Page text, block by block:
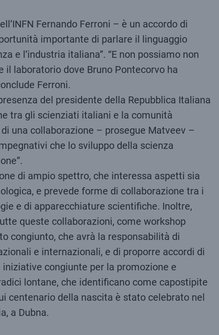
Fernando Ferroni – è un accordo di
importante di parlare il linguaggio
e l’industria italiana”. “E non possiamo non
laboratorio dove Bruno Pontecorvo ha
Ferroni.
del presidente della Repubblica Italiana
tra gli scienziati italiani e la comunità
una collaborazione – prosegue Matveev –
che lo sviluppo della scienza
di ampio spettro, che interessa aspetti sia
e prevede forme di collaborazione tra i
e di apparecchiature scientifiche. Inoltre,
queste collaborazioni, come workshop
congiunto, che avrà la responsabilità di
e internazionali, e di proporre accordi di
congiunte per la promozione e
lontane, che identificano come capostipite
centenario della nascita è stato celebrato nel
a Dubna.